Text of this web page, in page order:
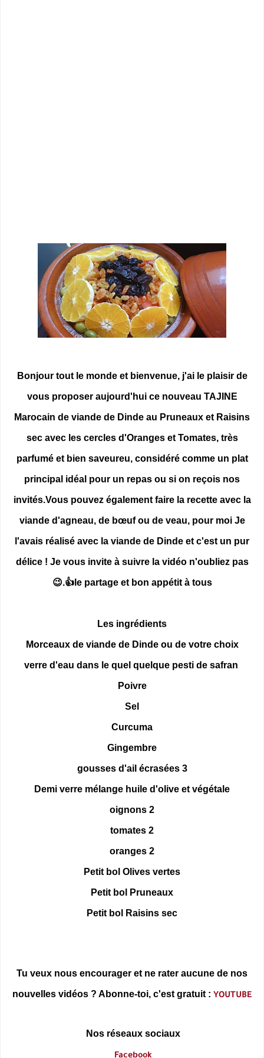
Bonjour tout le monde et bienvenue, j'ai le plaisir de
vous proposer aujourd'hui ce nouveau TAJINE
Marocain de viande de Dinde au Pruneaux et Raisins
sec avec les cercles d'Oranges et Tomates, très
parfumé et bien saveureu, considéré comme un plat
principal idéal pour un repas ou si on reçois nos
invités.Vous pouvez également faire la recette avec la
viande d'agneau, de bœuf ou de veau, pour moi Je
l'avais réalisé avec la viande de Dinde et c'est un pur
délice ! Je vous invite à suivre la vidéo n'oubliez pas
👍le partage et bon appétit à tous.😉
Les ingrédients
Morceaux de viande de Dinde ou de votre choix
Poivre
Sel
Curcuma
Gingembre
3 gousses d'ail écrasées
Demi verre mélange huile d'olive et végétale
2 oignons
2 tomates
2 oranges
Petit bol Olives vertes
Petit bol Pruneaux
Petit bol Raisins sec
Tu veux nous encourager et ne rater aucune de nos
nouvelles vidéos ? Abonne-toi, c'est gratuit : YOUTUBE
Nos réseaux sociaux